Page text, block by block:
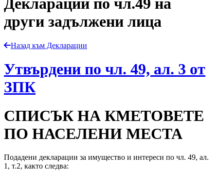
Декларации по чл.49 на
други задължени лица
Назад към Декларации
Утвърдени по чл. 49, ал. 3 от
ЗПК
СПИСЪК НА КМЕТОВЕТЕ
ПО НАСЕЛЕНИ МЕСТА
Подадени декларации за имущество и интереси по чл. 49, ал.
1, т.2, както следва: